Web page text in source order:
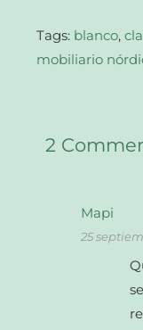
Tags: blanco,
mobiliario
2
Mapi
25